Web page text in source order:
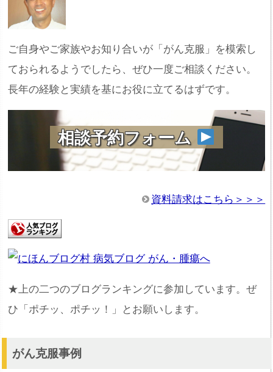
ご自身やご家族やお知り合いが「がん克服」を模索し
ておられるようでしたら、ぜひ一度ご相談ください。
長年の経験と実績を基にお役に立てるはずです。
相談予約フォーム
資料請求はこちら＞＞＞
★上の二つのブログランキングに参加しています。ぜ
ひ「ポチッ、ポチッ！」とお願いします。
がん克服事例